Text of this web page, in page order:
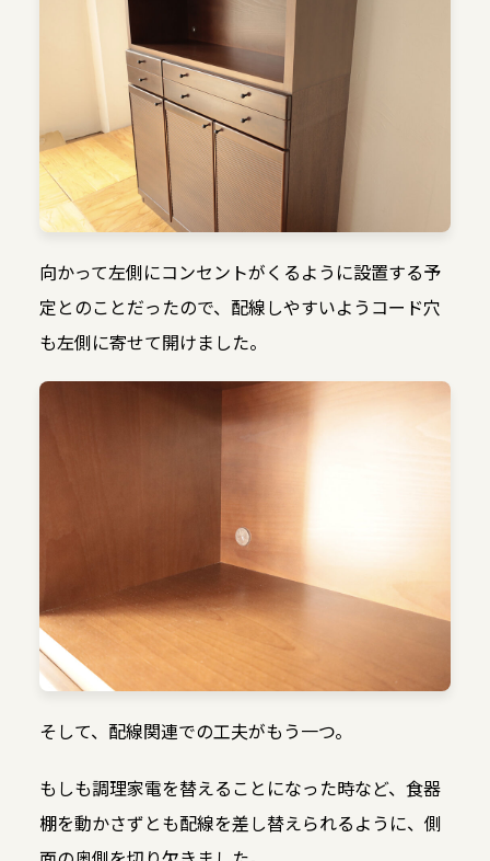
向かって左側にコンセントがくるように設置する予
定とのことだったので、配線しやすいようコード穴
も左側に寄せて開けました。
そして、配線関連での工夫がもう一つ。
もしも調理家電を替えることになった時など、食器
棚を動かさずとも配線を差し替えられるように、側